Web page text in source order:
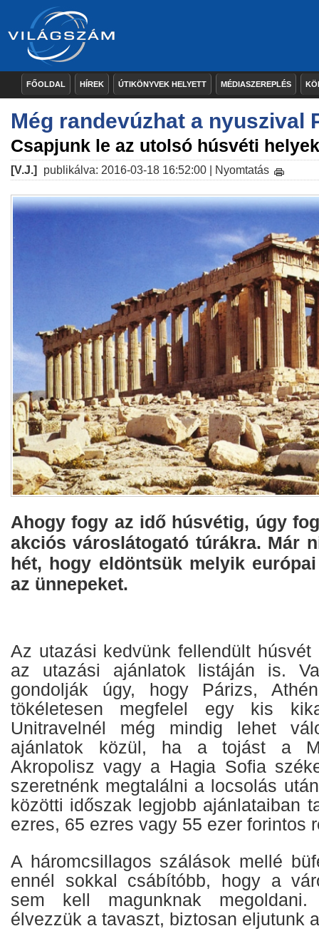
FŐOLDAL HÍREK ÚTIKÖNYVEK HELYETT MÉDIASZEREPLÉS
Még randevúzhat a nyuszival
Csapjunk le az utolsó húsvéti
[V.J.] publikálva: 2016-03-18 16:52:00 | Nyomtatás
Ahogy fogy az idő húsvétig, úgy
akciós városlátogató túrákra. Már
hét, hogy eldöntsük melyik
az ünnepeket.
Az utazási kedvünk fellendült
az utazási ajánlatok listáján is.
gondolják úgy, hogy Párizs,
tökéletesen megfelel egy kis
Unitravelnél még mindig lehet
ajánlatok közül, ha a tojást a
Akropolisz vagy a Hagia Sofia
szeretnénk megtalálni a locsolás
közötti időszak legjobb ajánlataiban
ezres, 65 ezres vagy 55 ezer forintos
A háromcsillagos szálások mellé
ennél sokkal csábítóbb, hogy a
sem kell magunknak
élvezzük a tavaszt, biztosan eljutunk